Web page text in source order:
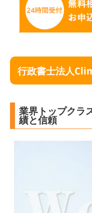
行政書士法人
業界トップクラ
績と信頼